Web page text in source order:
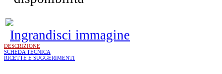
Ingrandisci immagine
DESCRIZIONE
SCHEDA TECNICA
RICETTE E SUGGERIMENTI